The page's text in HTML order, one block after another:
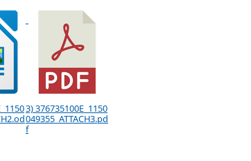
3) 376735100E_1150
049355_ATTACH3.pd
f